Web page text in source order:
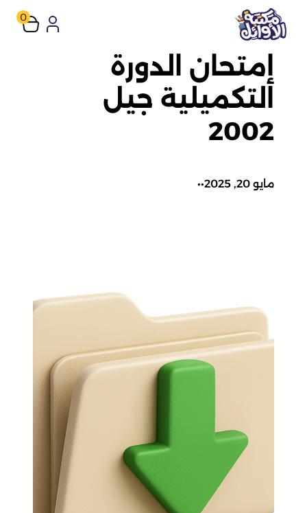
تخطى
إلى
المحتوى
0
إمتحان الدورة
التكميلية جيل
2002
مايو 20, 2025 •
•